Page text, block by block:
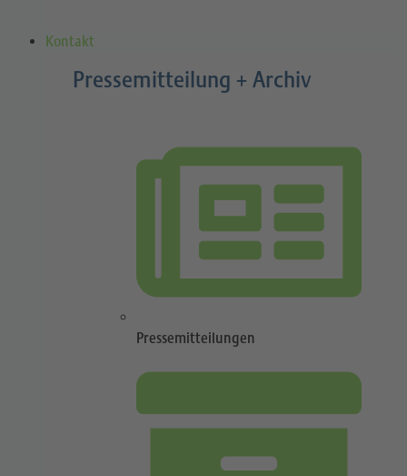
Kontakt
Pressemitteilung + Archiv
Pressemitteilungen